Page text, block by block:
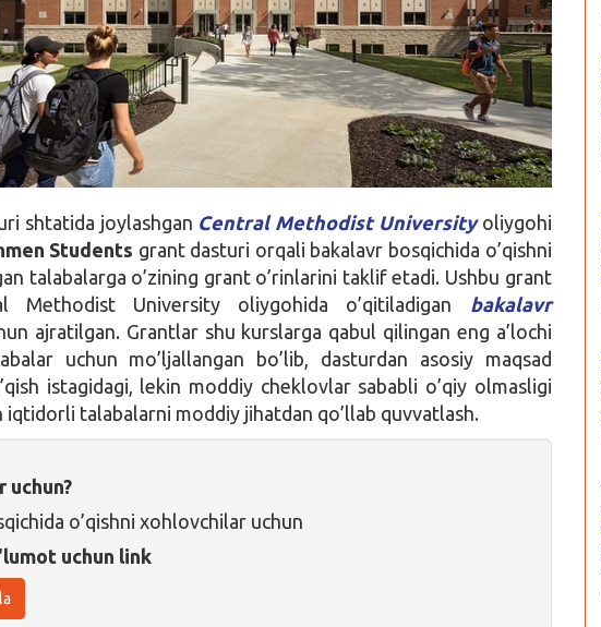
shtatida joylashgan Central Methodist Universityoliygohi
Students grant dasturi orqali bakalavr bosqichida o’qishni
talabalarga o’zining grant o’rinlarini taklif etadi. Ushbu grant
Methodist University oliygohida o’qitiladigan
bakalavr
ajratilgan. Grantlar shu kurslarga qabul qilingan eng a’lochi
uchun mo’ljallangan bo’lib, dasturdan asosiy maqsad
istagidagi, lekin moddiy cheklovlar sababli o’qiy olmasligi
iqtidorli talabalarni moddiy jihatdan qo’llab quvvatlash.
uchun?
o’qishni xohlovchilar uchun
uchun link